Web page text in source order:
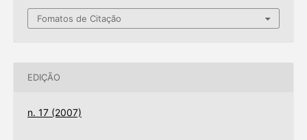
Fomatos de Citação
EDIÇÃO
n. 17 (2007)